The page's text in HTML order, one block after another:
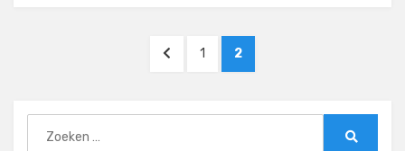
VORIGEPAGINA
1 PAGINA
2
naar: